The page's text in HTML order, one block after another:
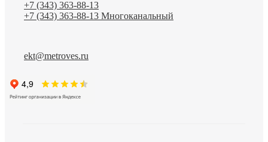
+7 (343) 363-88-13
+7 (343) 363-88-13 Многоканальный
ekt@metroves.ru